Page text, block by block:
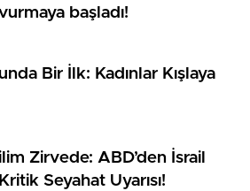
başladı!
Bir İlk: Kadınlar Kışlaya
Zirvede: ABD’den İsrail
Seyahat Uyarısı!